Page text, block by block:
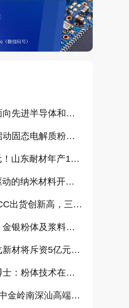
付超鹏教授：面向先进半导体和大健康产业的高纯超细氧化铝研发（报告）
上海洗霸官宣启动固态电解质粉体产业化项目
总投资6.25亿元！山东耐材年产15万吨高科技新材料项目正式开工
曾能博士：AI驱动的纳米材料开发新范式技术研究及基地建设（报告）
AI需求拉动MLCC出货创新高，三星、太阳诱电相继涨价
李明钢副教授：金银粉体及浆料增值化路径探讨（报告）
重大扩张，金戈新材将斥资5亿元打造“功能性粉体新材料智能制造基地”
高纳实业高玮博士：粉体技术在电池材料工业中的进展与需求（报告）
总投资3亿元！中金岭南深汕高端金属复合材料扩产项目正式开工